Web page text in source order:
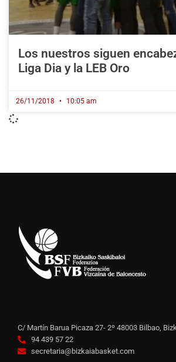
Los nuestros siguen
Liga Dia y la LEB Oro
26/11/2018 10:05 am
C/ Martín Barua Picaza 27- 2º 48003 Bilbao,
94 439 57 22
secretaria@bizkaiabasket.com